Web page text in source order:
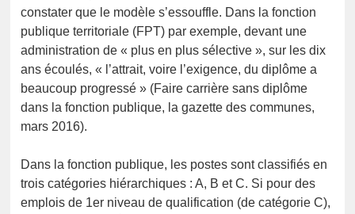
constater que le modèle s’essouffle. Dans la fonction
publique territoriale (FPT) par exemple, devant une
administration de « plus en plus sélective », sur les dix
ans écoulés, « l’attrait, voire l’exigence, du diplôme a
beaucoup progressé » (Faire carrière sans diplôme
dans la fonction publique, la gazette des communes,
mars 2016).
Dans la fonction publique, les postes sont classifiés en
trois catégories hiérarchiques : A, B et C. Si pour des
emplois de 1er niveau de qualification (de catégorie C),